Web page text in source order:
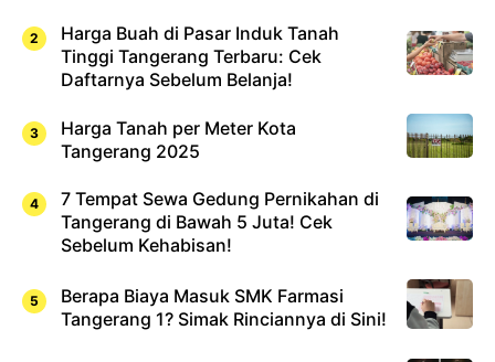
Harga Buah di Pasar Induk Tanah
Tinggi Tangerang Terbaru: Cek
Daftarnya Sebelum Belanja!
Harga Tanah per Meter Kota
Tangerang 2025
7 Tempat Sewa Gedung Pernikahan di
Tangerang di Bawah 5 Juta! Cek
Sebelum Kehabisan!
Berapa Biaya Masuk SMK Farmasi
Tangerang 1? Simak Rinciannya di Sini!